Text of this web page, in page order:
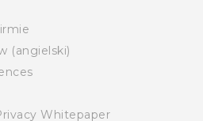
(angielski)
Whitepaper